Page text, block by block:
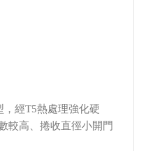
，經T5熱處理強化硬
較高、捲收直徑小開門